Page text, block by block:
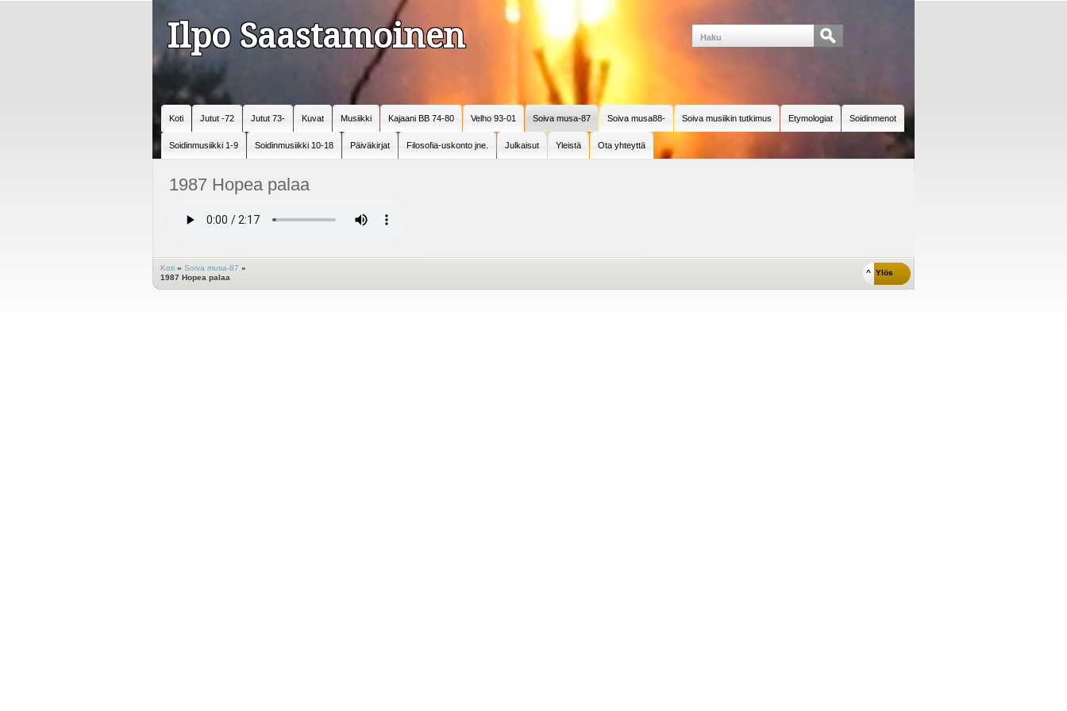
Ilpo Saastamoinen
Koti Jutut -72 Jutut 73- Kuvat Musiikki Kajaani BB 74-80 Velho 93-01 Soiva musa-87 Soiva musa88- Soiva musiikin tutkimus Etymologiat Soidinmenot
Soidinmusiikki 1-9 Soidinmusiikki 10-18 Päiväkirjat Filosofia-uskonto jne. Julkaisut Yleistä Ota yhteyttä
1987 Hopea palaa
^ Ylös
Koti » Soiva musa-87 »
1987 Hopea palaa